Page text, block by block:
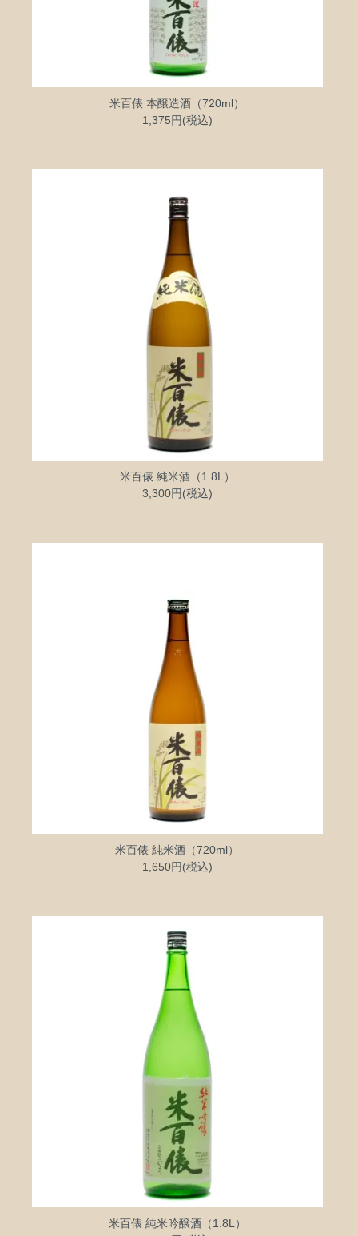
米百俵 本醸造酒（720ml）
1,375円(税込)
米百俵 純米酒（1.8L）
3,300円(税込)
米百俵 純米酒（720ml）
1,650円(税込)
米百俵 純米吟醸酒（1.8L）